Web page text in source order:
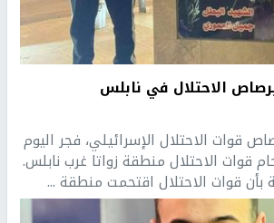
الاحتلال في نابلس
قوات الاحتلال الإسرائيلي، فجر اليوم
قوات الاحتلال منطقة زواتا غرب نابلس.
بأن قوات الاحتلال اقتحمت منطقة ...